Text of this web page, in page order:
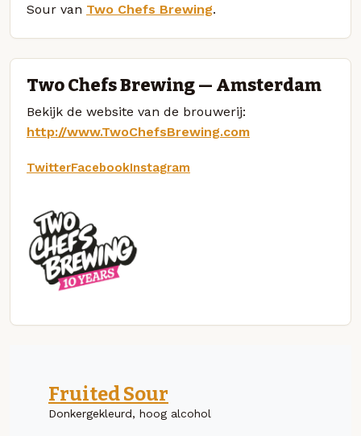
Sour van Two Chefs Brewing.
Two Chefs Brewing — Amsterdam
Bekijk de website van de brouwerij:
http://www.TwoChefsBrewing.com
TwitterFacebookInstagram
Fruited Sour
Donkergekleurd, hoog alcohol